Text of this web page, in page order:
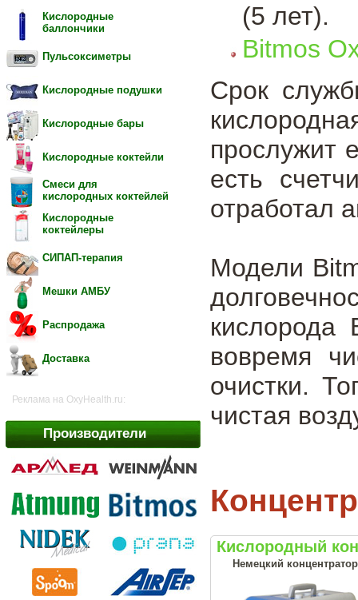
Кислородные
баллончики
Пульсоксиметры
Кислородные подушки
Кислородные бары
Кислородные коктейли
Смеси для
кислородных коктейлей
Кислородные
коктейлеры
СИПАП-терапия
Мешки АМБУ
Распродажа
Доставка
Реклама на OxyHealth.ru:
Производители
(5 лет).
Bitmos
Срок
прослужит
есть
отработал
Модели
кислорода
вовремя
очистки.
чистая
Кислородный
Немецкий